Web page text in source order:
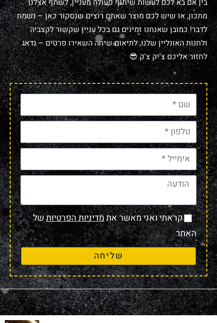
מתכון, או שיש לכם מוצר שאתם רוצים שנסקור כאן – נשמח
לדבר! כמובן שאנחנו זמינים גם בכל עניין שקשור לקצביה
ולחנות האונליין שלנו, לתיאום שיחה השאירו פרטים – נדאג
לחזור אליכם צ'יק צ'ק 😎
קראתי ואני מאשר אתמדיניות הפרטיותשל
האתר
שליחה